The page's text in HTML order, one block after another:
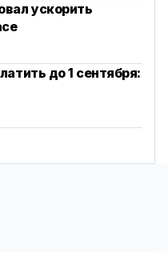
ускорить
до 1 сентября: